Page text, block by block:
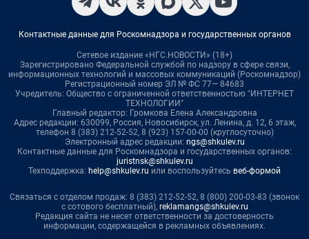
Контактные данные для Роскомнадзора и государственных органов
Сетевое издание «НГС.НОВОСТИ» (18+)
Зарегистрировано Федеральной службой по надзору в сфере связи,
информационных технологий и массовых коммуникаций (Роскомнадзор)
Регистрационный номер ЭЛ № ФС 77— 84683
Учредитель: Общество с ограниченной ответственностью "ИНТЕРНЕТ
ТЕХНОЛОГИИ"
Главный редактор: Громкова Елена Александровна
Адрес редакции: 630099, Россия, Новосибирск, ул. Ленина, д. 12, 6 этаж,
телефон 8 (383) 212-52-52, 8 (923) 157-00-00 (круглосуточно)
Электронный адрес редакции: ngs@shkulev.ru
Контактные данные для Роскомнадзора и государственных органов:
juristnsk@shkulev.ru
Техподдержка: help@shkulev.ru или воспользуйтесь веб-формой
Связаться с отделом продаж: 8 (383) 212-52-52, 8 (800) 200-03-83 (звонок
с сотового бесплатный), reklamangs@shkulev.ru
Редакция сайта не несет ответственности за достоверность
информации, содержащейся в рекламных объявлениях.